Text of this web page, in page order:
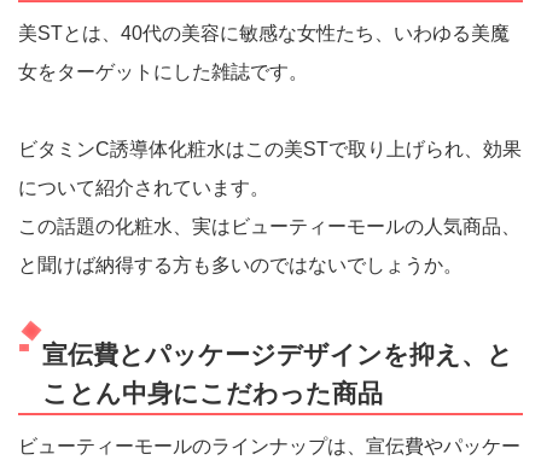
美STとは、40代の美容に敏感な女性たち、いわゆる美魔
女をターゲットにした雑誌です。
ビタミンC誘導体化粧水はこの美STで取り上げられ、効果
について紹介されています。
この話題の化粧水、実はビューティーモールの人気商品、
と聞けば納得する方も多いのではないでしょうか。
宣伝費とパッケージデザインを抑え、と
ことん中身にこだわった商品
ビューティーモールのラインナップは、宣伝費やパッケー